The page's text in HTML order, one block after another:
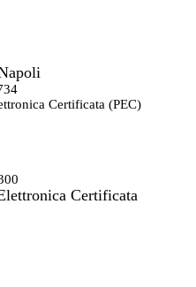
Certificata (PEC)
Certificata